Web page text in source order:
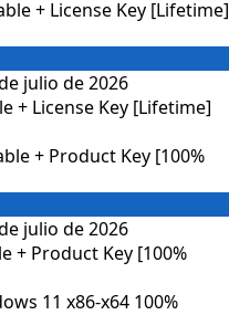
julio de 2026
+ License Key [Lifetime]
julio de 2026
+ Product Key [100%